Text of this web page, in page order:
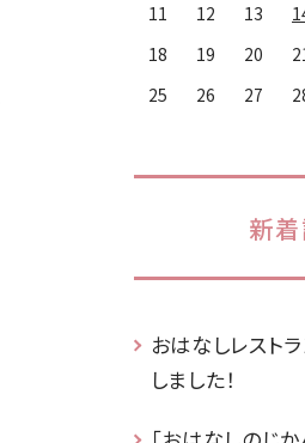
11
12 13
18
19 20
25
26 27
新
おはなしレスト
しました！